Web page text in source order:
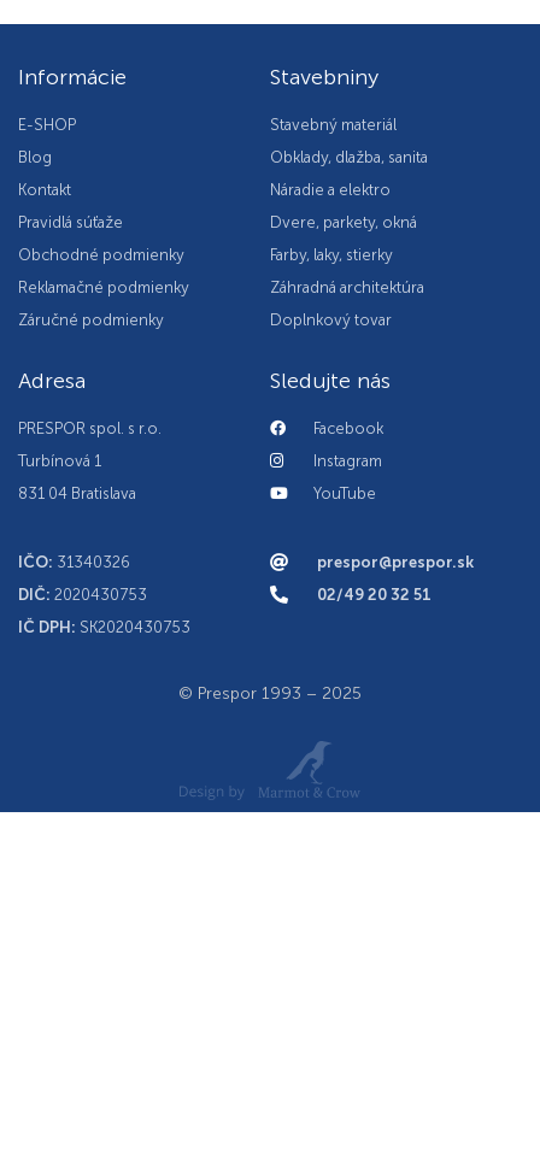
Informácie
E-SHOP
Blog
Kontakt
Pravidlá súťaže
Obchodné podmienky
Reklamačné podmienky
Záručné podmienky
Stavebniny
Stavebný materiál
Obklady, dlažba, sanita
Náradie a elektro
Dvere, parkety, okná
Farby, laky, stierky
Záhradná architektúra
Doplnkový tovar
Adresa
PRESPOR spol. s r.o.
Turbínová 1
831 04 Bratislava
IČO: 31340326
DIČ: 2020430753
IČ DPH: SK2020430753
Sledujte nás
Facebook
Instagram
YouTube
prespor@prespor.sk
02/49 20 32 51
© Prespor 1993 – 2025